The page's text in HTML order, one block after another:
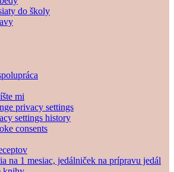
do školy
mi
privacy settings
settings history
consents
na 1 mesiac, jedálniček na prípravu jedál